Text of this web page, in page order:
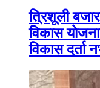
त्रिशूली
विकास
विकास दर्ता